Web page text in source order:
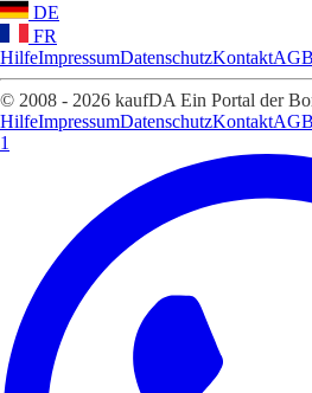
DE
FR
HilfeImpressumDatenschutzKontaktAGB
© 2008 - 2026 kaufDA Ein Portal der
HilfeImpressumDatenschutzKontaktAGB
1